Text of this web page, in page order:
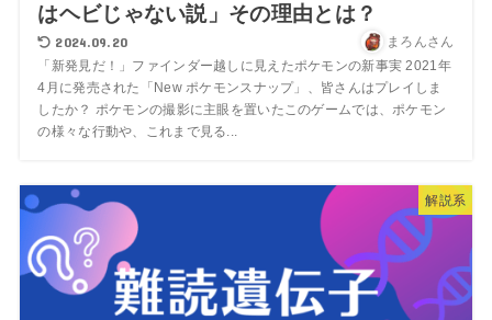
はヘビじゃない説」その理由とは？
2024.09.20 まろんさん
「新発見だ！」ファインダー越しに見えたポケモンの新事実 2021年
4月に発売された「New ポケモンスナップ」、皆さんはプレイしま
したか？ ポケモンの撮影に主眼を置いたこのゲームでは、ポケモン
の様々な行動や、これまで見る...
解説系